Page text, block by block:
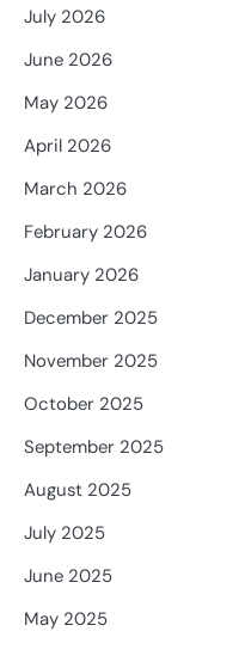
July 2026
June 2026
May 2026
April 2026
March 2026
February 2026
January 2026
December 2025
November 2025
October 2025
September 2025
August 2025
July 2025
June 2025
May 2025